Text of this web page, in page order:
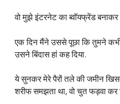
वो मुझे इंटरनेट का ब्वॉयफ्रेंड
एक दिन मैंने उससे पूछा कि तुमने
उसने बिंदास हां कह दिया.
ये सुनकर मेरे पैरों तले की जमीन
शरीफ समझता था, वो चुत फड़वा